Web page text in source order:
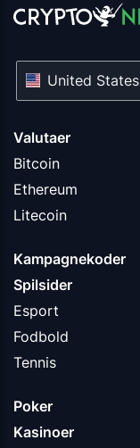
Valutaer
Bitcoin
Ethereum
Litecoin
Kampagnekoder
Spilsider
Esport
Fodbold
Tennis
Poker
Kasinoer
United States